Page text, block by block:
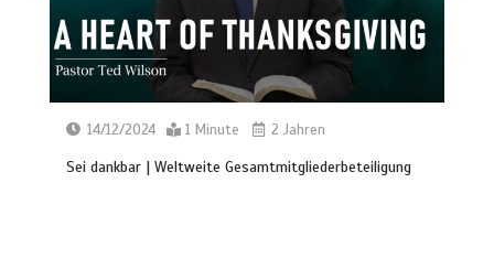
14/12/2024 1 Minute 2 Jahren
Sei dankbar | Weltweite Gesamtmitgliederbeteiligung